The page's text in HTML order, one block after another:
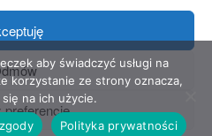
preferencje
Sport
Zdrowie
Zdrowia - Wszelkie prawa
aby świadczyć usługi na
korzystanie ze strony oznacza,
na ich użycie.
Polityka prywatności